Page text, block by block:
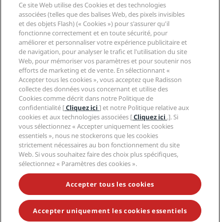
Destinations tendance
Liens rapides
Professionnels des voyages
Affaires
Légal
Aide
Médias sociaux
Marques Radisson Hotels
tiktokinstagram
youtubefacebook
whatsapp
pinterest
threads
twitterlinkedin
Ce site Web utilise des Cookies et des technologies
associées (telles que des balises Web, des pixels invisibles
et des objets Flash) (« Cookies ») pour s'assurer qu'il
fonctionne correctement et en toute sécurité, pour
améliorer et personnaliser votre expérience publicitaire et
de navigation, pour analyser le trafic et l'utilisation du site
Web, pour mémoriser vos paramètres et pour soutenir nos
efforts de marketing et de vente. En sélectionnant «
Accepter tous les cookies », vous acceptez que Radisson
collecte des données vous concernant et utilise des
Cookies comme décrit dans notre Politique de
confidentialité [Cliquez ici] et notre Politique relative aux
cookies et aux technologies associées [Cliquez ici .]. Si
vous sélectionnez « Accepter uniquement les cookies
essentiels », nous ne stockerons que les cookies
strictement nécessaires au bon fonctionnement du site
Web. Si vous souhaitez faire des choix plus spécifiques,
sélectionnez « Paramètres des cookies ».
Accepter tous les cookies
Accepter uniquement les cookies essentiels